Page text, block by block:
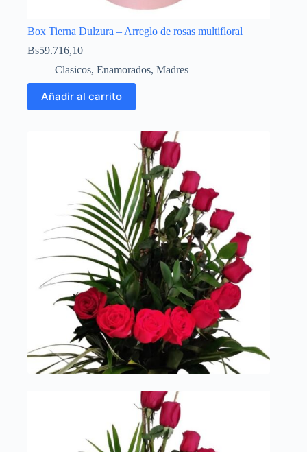
Box Tierna Dulzura – Arreglo de rosas multifloral
Bs59.716,10
Clasicos, Enamorados, Madres
Añadir al carrito